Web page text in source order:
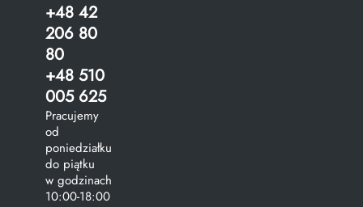
+48 42
206 80
80
+48 510
005 625
Pracujemy
od
poniedziałku
do piątku
w godzinach
10:00-18:00